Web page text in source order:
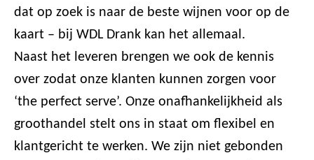
dat op zoek is naar de beste wijnen voor op de
kaart – bij WDL Drank kan het allemaal.
Naast het leveren brengen we ook de kennis
over zodat onze klanten kunnen zorgen voor
‘the perfect serve’. Onze onafhankelijkheid als
groothandel stelt ons in staat om flexibel en
klantgericht te werken. We zijn niet gebonden